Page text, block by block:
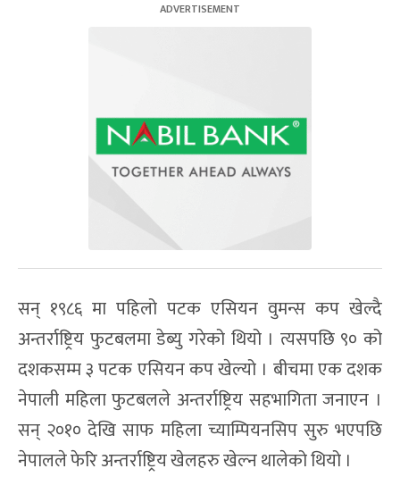
सन् १९८६ मा पहिलो पटक एसियन वुमन्स कप खेल्दै
अन्तर्राष्ट्रिय फुटबलमा डेब्यु गरेको थियो । त्यसपछि ९० को
दशकसम्म ३ पटक एसियन कप खेल्यो । बीचमा एक दशक
नेपाली महिला फुटबलले अन्तर्राष्ट्रिय सहभागिता जनाएन ।
सन् २०१० देखि साफ महिला च्याम्पियनसिप सुरु भएपछि
नेपालले फेरि अन्तर्राष्ट्रिय खेलहरु खेल्न थालेको थियो ।